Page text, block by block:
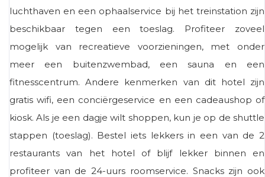
luchthaven en een ophaalservice bij het treinstation zijn
beschikbaar tegen een toeslag. Profiteer zoveel
mogelijk van recreatieve voorzieningen, met onder
meer een buitenzwembad, een sauna en een
fitnesscentrum. Andere kenmerken van dit hotel zijn
gratis wifi, een conciërgeservice en een cadeaushop of
kiosk. Als je een dagje wilt shoppen, kun je op de shuttle
stappen (toeslag). Bestel iets lekkers in een van de 2
restaurants van het hotel of blijf lekker binnen en
profiteer van de 24-uurs roomservice. Snacks zijn ook